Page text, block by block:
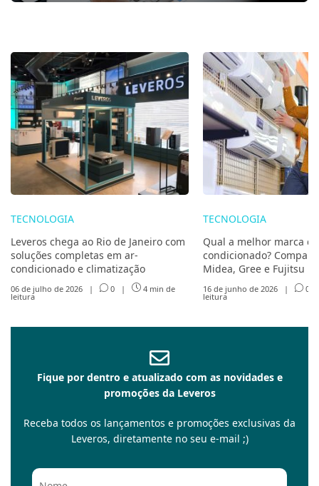
TECNOLOGIA
Leveros chega ao Rio de Janeiro com
soluções completas em ar-
condicionado e climatização
06 de julho de 2026 | 0 | 4 min de
leitura
TECNOLOGIA
Qual a melhor marca
condicionado?
Midea, Gree e Fujitsu
16 de junho de 2026 | 0
leitura
Fique por dentro e atualizado com as novidades e
promoções da Leveros
Receba todos os lançamentos e promoções exclusivas da
Leveros, diretamente no seu e-mail ;)